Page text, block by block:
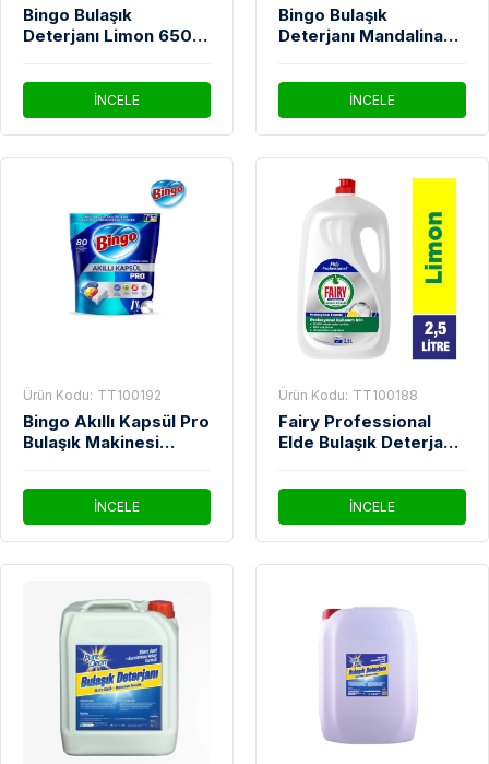
Bingo Bulaşık
Deterjanı Limon 650
İNCELE
Bingo Bulaşık
Deterjanı Mandalina
İNCELE
Ürün Kodu: TT100192
Bingo Akıllı Kapsül Pro
Bulaşık Makinesi
İNCELE
Ürün Kodu: TT100188
Fairy Professional
Elde Bulaşık Deterjanı
İNCELE